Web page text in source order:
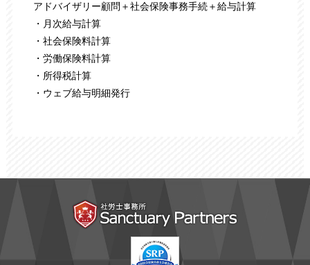
アドバイザリー顧問＋社会保険事務手続＋給与計算
・月次給与計算
・社会保険料計算
・労働保険料計算
・所得税計算
・ウェブ給与明細発⾏